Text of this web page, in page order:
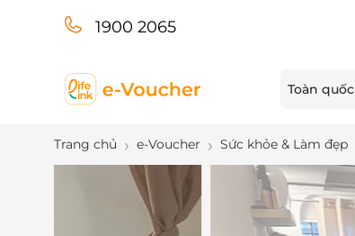
1900 2065
Toàn quốc
Trang chủ e-Voucher Sức khỏe & Làm đẹp